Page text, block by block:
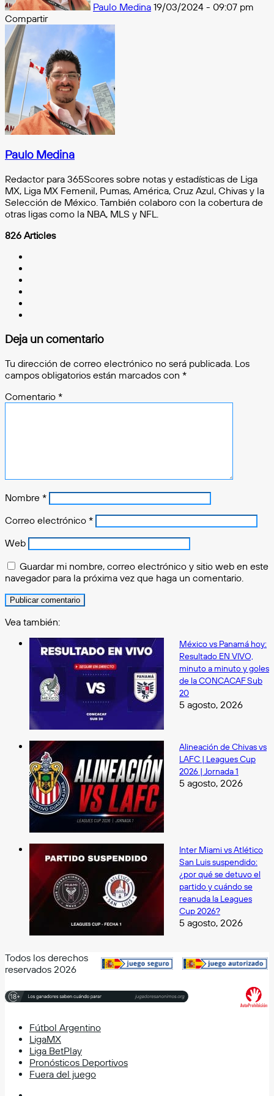
Paulo Medina 19/03/2024 - 09:07 pm
Compartir
Facebook
Messenger
Messenger
WhatsApp
Telegram
Compartir
por
e-
mail
Paulo Medina
Redactor para 365Scores sobre notas y estadísticas de Liga
MX, Liga MX Femenil, Pumas, América, Cruz Azul, Chivas y la
Selección de México. También colaboro con la cobertura de
otras ligas como la NBA, MLS y NFL.
826 Articles
Deja un comentario
Tu dirección de correo electrónico no será publicada. Los
campos obligatorios están marcados con *
Comentario *
Nombre *
Correo electrónico *
Web
Guardar mi nombre, correo electrónico y sitio web en este
navegador para la próxima vez que haga un comentario.
Vea también:
México vs Panamá hoy:
Resultado EN VIVO,
minuto a minuto y goles
de la CONCACAF Sub
20
5 agosto, 2026
Alineación de Chivas vs
LAFC | Leagues Cup
2026 | Jornada 1
5 agosto, 2026
Inter Miami vs Atlético
San Luis suspendido:
¿por qué se detuvo el
partido y cuándo se
reanuda la Leagues
Cup 2026?
5 agosto, 2026
Todos los derechos
reservados 2026
Fútbol Argentino
LigaMX
Liga BetPlay
Pronósticos Deportivos
Fuera del juego